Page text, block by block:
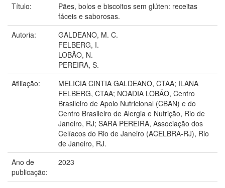
Título:
Pães, bolos e biscoitos sem glúten: receitas
fáceis e saborosas.
Autoria:
GALDEANO, M. C.
FELBERG, I.
LOBÃO, N.
PEREIRA, S.
Afiliação:
MELICIA CINTIA GALDEANO, CTAA; ILANA
FELBERG, CTAA; NOADIA LOBÃO, Centro
Brasileiro de Apoio Nutricional (CBAN) e do
Centro Brasileiro de Alergia e Nutrição, Rio de
Janeiro, RJ; SARA PEREIRA, Associação dos
Celíacos do Rio de Janeiro (ACELBRA-RJ), Rio
de Janeiro, RJ.
Ano de
publicação:
2023